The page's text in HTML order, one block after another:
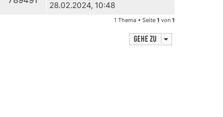
28.02.2024, 10:48
1 Thema • Seite 1 von 1
Gehe zu